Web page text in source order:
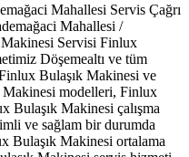
Mahallesi Servis Çağrı
Mahallesi /
Servisi Finlux
Döşemealtı ve tüm
Bulaşık Makinesi ve
modelleri, Finlux
Bulaşık Makinesi çalışma
ve sağlam bir durumda
Bulaşık Makinesi ortalama